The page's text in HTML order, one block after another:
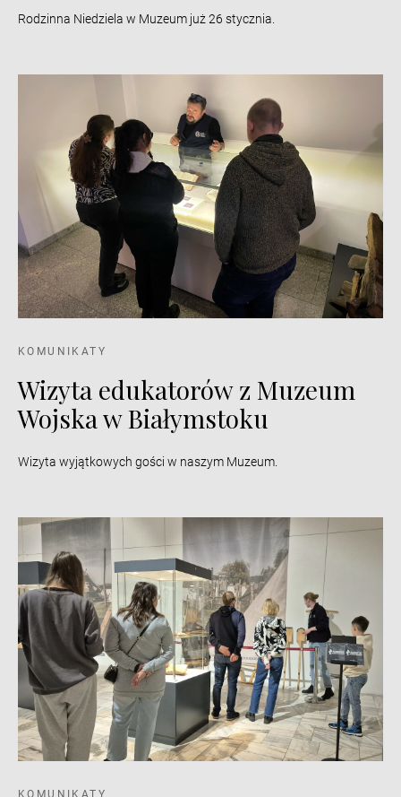
Rodzinna Niedziela w Muzeum już 26 stycznia.
KOMUNIKATY
Wizyta edukatorów z Muzeum
Wojska w Białymstoku
Wizyta wyjątkowych gości w naszym Muzeum.
KOMUNIKATY